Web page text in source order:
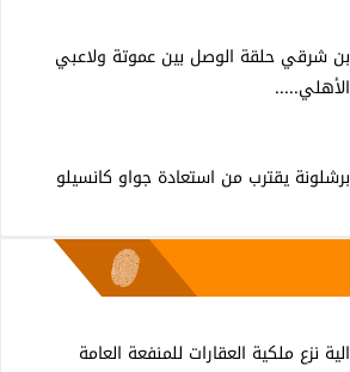
بن شرقي حلقة الوصل بين عموتة ولاعبي
الأهلي.....
برشلونة يقترب من استعادة جواو كانسيلو
الية نزع ملكية العقارات للمنفعة العامة